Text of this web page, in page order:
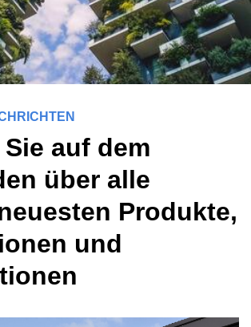
auf dem
über alle
Produkte,
und